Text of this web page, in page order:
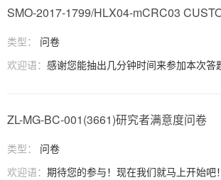
SMO-2017-1799/HLX04-mCRC03
类型：
问卷
欢迎语： 感谢您能抽出几分钟时间来参加本次答
ZL-MG-BC-001(3661)研究者满意度问卷
类型：
问卷
欢迎语： 期待您的参与！现在我们就马上开始吧！